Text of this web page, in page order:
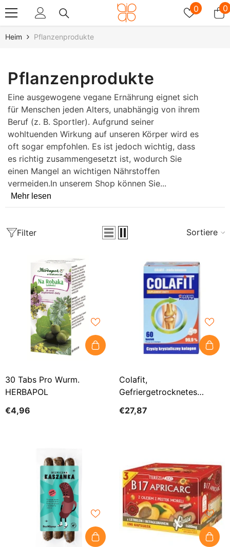
0 00
Heim Pflanzenprodukte
Pflanzenprodukte
Eine ausgewogene vegane Ernährung eignet sich
für Menschen jeden Alters, unabhängig von ihrem
Beruf (z. B. Sportler). Aufgrund seiner
wohltuenden Wirkung auf unseren Körper wird es
oft sogar empfohlen. Es ist jedoch wichtig, dass
es richtig zusammengesetzt ist, wodurch Sie
einen Mangel an wichtigen Nährstoffen
vermeiden.In unserem Shop können Sie...
Mehr lesen
Filter Sortieren
30 Tabs Pro Wurm.
HERBAPOL
€4,96
Colafit,
Gefriergetrocknetes
GORVITA
€27,87